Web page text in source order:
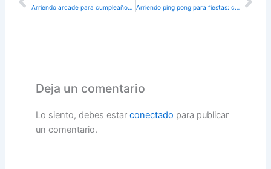
Ant Arriendo arcade para cumpleaños: cómo elegir bien Arriendo ping pong para fiestas: cómo elegir
Deja un comentario
Lo siento, debes estar conectado para publicar
un comentario.